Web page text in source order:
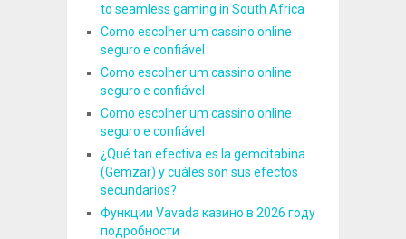
to seamless gaming in South Africa
Como escolher um cassino online
seguro e confiável
Como escolher um cassino online
seguro e confiável
Como escolher um cassino online
seguro e confiável
¿Qué tan efectiva es la gemcitabina
(Gemzar) y cuáles son sus efectos
secundarios?
Функции Vavada казино в 2026 году
подробности